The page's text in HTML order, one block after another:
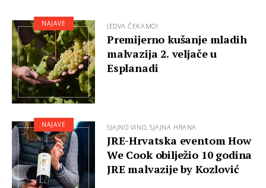
JEDVA ČEKAMO!
Premijerno kušanje mladih
malvazija 2. veljače u
Esplanadi
NAJAVE
SJAJNO VINO, SJAJNA HRANA
JRE-Hrvatska eventom How
We Cook obilježio 10 godina
JRE malvazije by Kozlović
NAJAVE